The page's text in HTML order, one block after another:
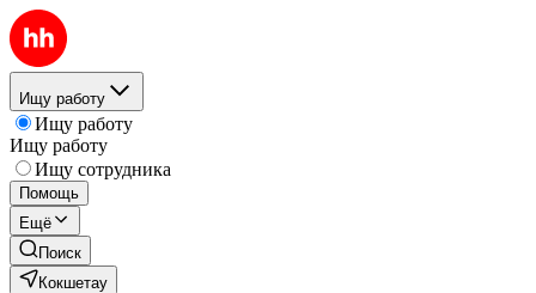
Ищу работу
Ищу работу
Ищу работу
Ищу сотрудника
Помощь
Ещё
Поиск
Кокшетау